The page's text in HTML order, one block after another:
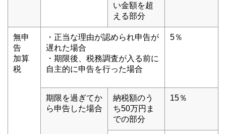
い金額を超
える部分
無申
告
加算
税
・正当な理由が認められ申告が
遅れた場合
・期限後、税務調査が入る前に
自主的に申告を行った場合
5％
期限を過ぎてか
ら申告した場合
納税額のう
ち50万円ま
での部分
15％